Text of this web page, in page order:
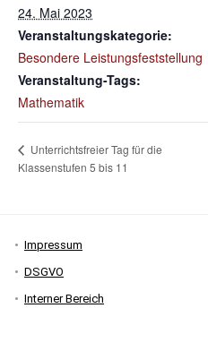
24. Mai 2023
Veranstaltungskategorie:
Besondere Leistungsfeststellung
Veranstaltung-Tags:
Mathematik
Unterrichtsfreier Tag für die
Klassenstufen 5 bis 11
Impressum
DSGVO
Interner Bereich